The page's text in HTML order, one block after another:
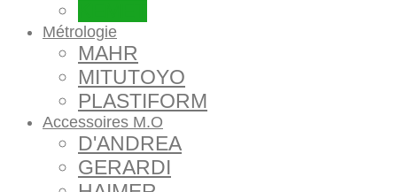
Métrologie
MAHR
MITUTOYO
PLASTIFORM
Accessoires M.O
D'ANDREA
GERARDI